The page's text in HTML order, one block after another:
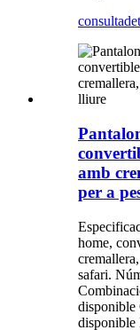
consulta
amb
per a
home,
safari.
disponible
disponible